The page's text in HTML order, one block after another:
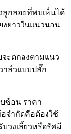
ลูกลอยที่พบเห็นได้
งยาวในแนวนอน
จะตกลงตามแนว
าล์วแบบปลั๊ก
ซ้อน ราคา
จำกัดคือต้องใช้
วงเลี้ยวหรือรัศมี